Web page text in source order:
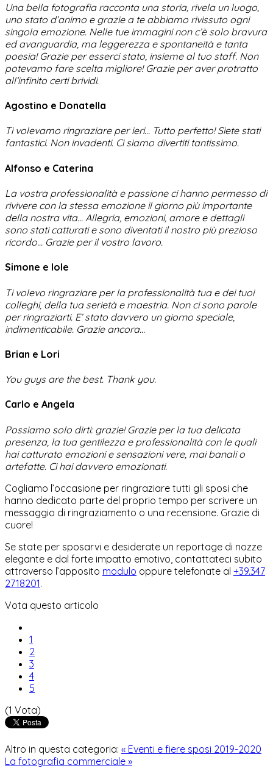
Una bella fotografia racconta una storia, rivela un luogo,
uno stato d’animo e grazie a te abbiamo rivissuto ogni
singola emozione. Nelle tue immagini non c’è solo bravura
ed avanguardia, ma leggerezza e spontaneità e tanta
poesia! Grazie per esserci stato, insieme al tuo staff. Non
potevamo fare scelta migliore! Grazie per aver protratto
all’infinito certi brividi.
Agostino e Donatella
Ti volevamo ringraziare per ieri… Tutto perfetto! Siete stati
fantastici. Non invadenti. Ci siamo divertiti tantissimo.
Alfonso e Caterina
La vostra professionalità e passione ci hanno permesso di
rivivere con la stessa emozione il giorno più importante
della nostra vita… Allegria, emozioni, amore e dettagli
sono stati catturati e sono diventati il nostro più prezioso
ricordo… Grazie per il vostro lavoro.
Simone e Iole
Ti volevo ringraziare per la professionalità tua e dei tuoi
colleghi, della tua serietà e maestria. Non ci sono parole
per ringraziarti. E’ stato davvero un giorno speciale,
indimenticabile. Grazie ancora…
Brian e Lori
You guys are the best. Thank you.
Carlo e Angela
Possiamo solo dirti: grazie! Grazie per la tua delicata
presenza, la tua gentilezza e professionalità con le quali
hai catturato emozioni e sensazioni vere, mai banali o
artefatte. Ci hai davvero emozionati.
Cogliamo l’occasione per ringraziare tutti gli sposi che
hanno dedicato parte del proprio tempo per scrivere un
messaggio di ringraziamento o una recensione. Grazie di
cuore!
Se state per sposarvi e desiderate un reportage di nozze
elegante e dal forte impatto emotivo, contattateci subito
attraverso l’apposito modulo oppure telefonate al +39.347
2718201.
Vota questo articolo
1
2
3
4
5
(1 Vota)
Altro in questa categoria: « Eventi e fiere sposi 2019-2020
La fotografia commerciale »